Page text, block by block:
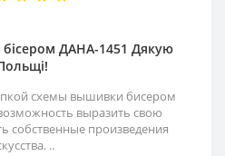
ДАНА-1451 Дякую
схемы вышивки бисером
выразить свою
собственные произведения
..